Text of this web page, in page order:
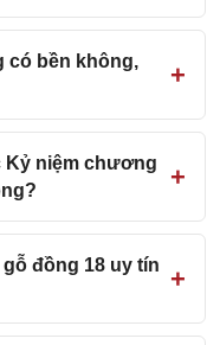
có bền không,
Kỷ niệm chương
đồng 18 uy tín